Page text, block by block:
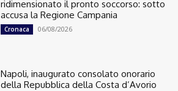
ridimensionato il pronto soccorso: sotto
accusa la Regione Campania
Cronaca 06/08/2026
Napoli, inaugurato consolato onorario
della Repubblica della Costa d’Avorio